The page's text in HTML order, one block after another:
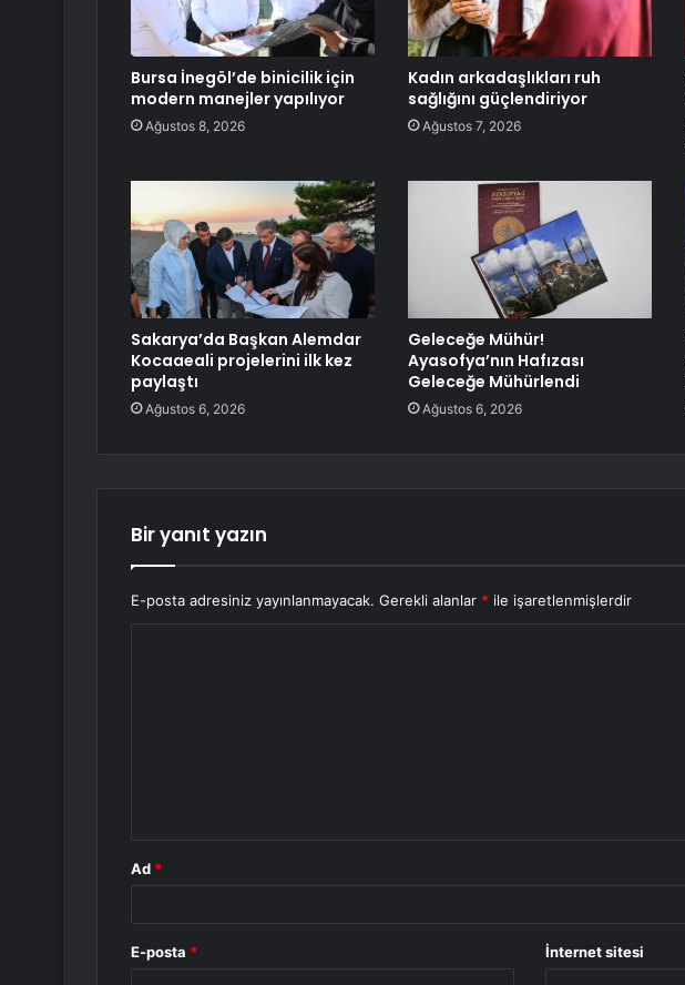
Bursa İnegöl’de binicilik için
modern manejler yapılıyor
Ağustos 8, 2026
Kadın arkadaşlıkları ruh
sağlığını güçlendiriyor
Ağustos 7, 2026
Sakarya’da Başkan Alemdar
Kocaaeali projelerini ilk kez
paylaştı
Ağustos 6, 2026
Geleceğe Mühür!
Ayasofya’nın Hafızası
Geleceğe Mühürlendi
Ağustos 6, 2026
Bir yanıt yazın
E-posta adresiniz yayınlanmayacak. Gerekli alanlar * ile işaretlenmişlerdir
Ad *
E-posta * İnternet sitesi